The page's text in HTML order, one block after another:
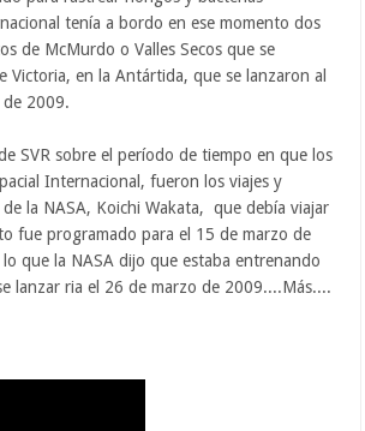
tenía a bordo en ese momento dos
de McMurdo o Valles Secos que se
en la Antártida, que se lanzaron al
2009.
SVR sobre el período de tiempo en que los
Internacional, fueron los viajes y
la NASA, Koichi Wakata, que debía viajar
fue programado para el 15 de marzo de
que la NASA dijo que estaba entrenando
lanzar ria el 26 de marzo de 2009....Más....